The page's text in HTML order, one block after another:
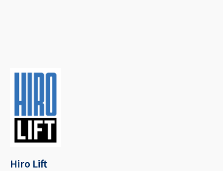
Hiro Lift